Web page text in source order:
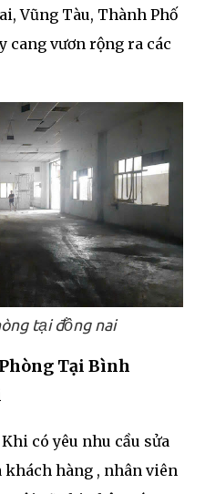
Vũng Tàu, Thành Phố
cang vươn rộng ra các
tại đồng nai
Tại Bình
Khi có yêu nhu cầu sửa
khách hàng , nhân viên